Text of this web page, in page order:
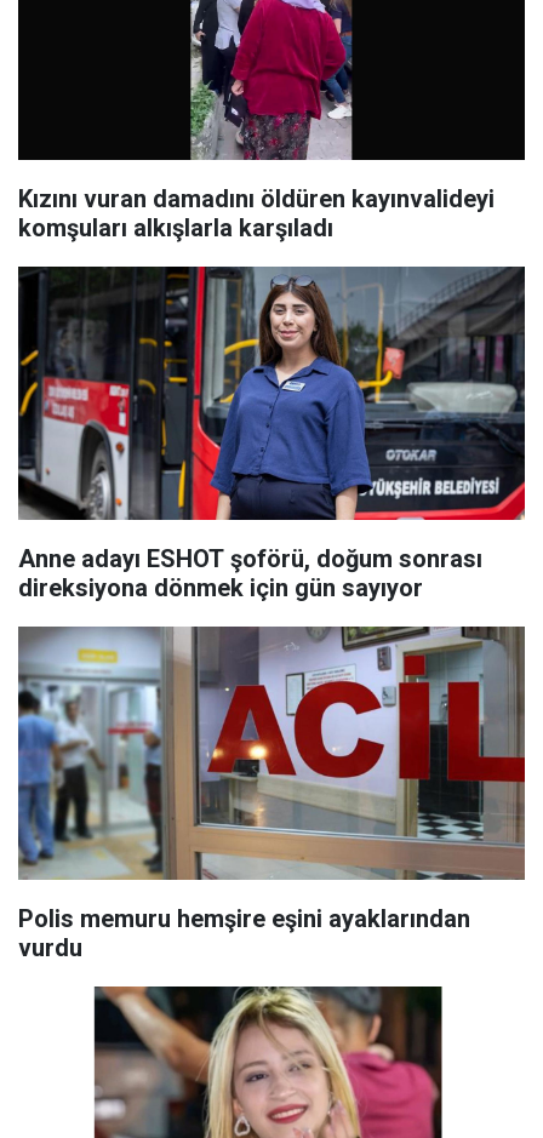
Kızını vuran damadını öldüren kayınvalideyi
komşuları alkışlarla karşıladı
Anne adayı ESHOT şoförü, doğum sonrası
direksiyona dönmek için gün sayıyor
Polis memuru hemşire eşini ayaklarından
vurdu